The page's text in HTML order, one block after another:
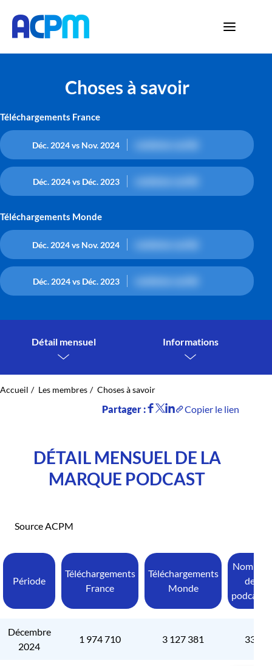
Choses à savoir
Téléchargements France
Déc. 2024 vs Nov. 2024
Déc. 2024 vs Déc. 2023
Téléchargements Monde
Déc. 2024 vs Nov. 2024
Déc. 2024 vs Déc. 2023
Détail mensuel Informations
Accueil Les membres Choses à savoir
Partager : Copier le lien
DÉTAIL MENSUEL DE LA
MARQUE PODCAST
Source ACPM
Période
Téléchargements
France
Téléchargements
Monde
Nombre
de
podcasts
Décembre
2024
1 974 710 3 127 381 33